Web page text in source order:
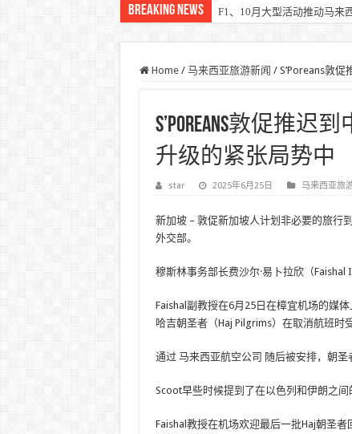
Breaking News F1、10月大型活动推动马来
Home / 马来西亚旅游新闻 / S’Poreans敦
S’Poreans敦促推迟
升级的紧张局势中
star 2025年6月25日 马来西亚旅
新加坡 – 敦促新加坡人计划非必要的旅行
外交部。
穆斯林事务部长费沙尔·易卜拉欣（
Faishal副教授在6月25日在樟宜机场的媒
哈吉朝圣者（Haj Pilgrims）在取消航班时
通过 马来西亚航空公司 随后被安排，朝圣
Scoot早些时候提到了在以色列和伊朗之
Faishal教授在机场欢迎最后一批Haj朝圣